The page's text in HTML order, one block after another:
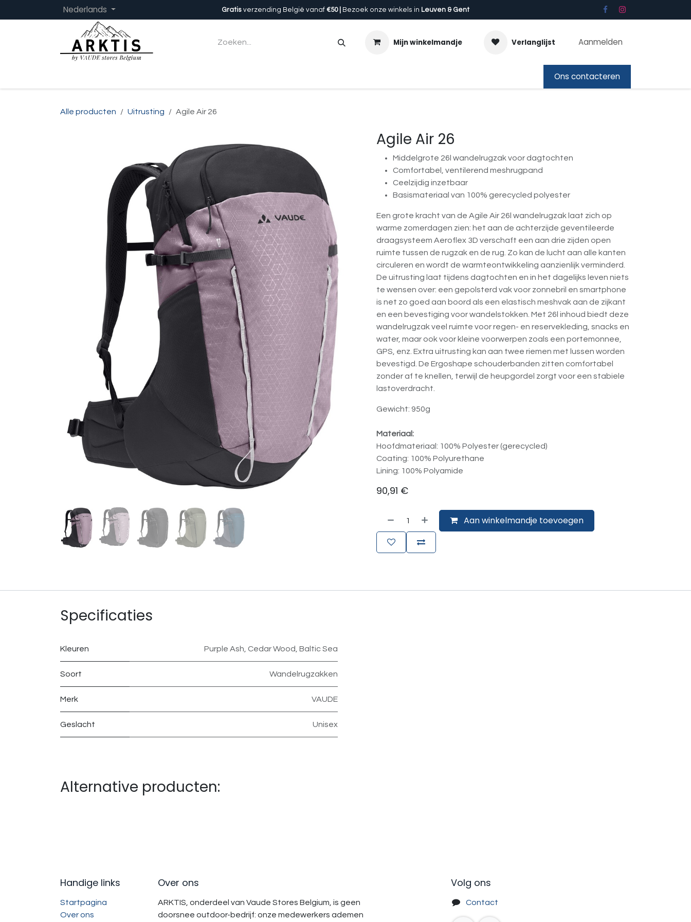
Overslaan naar inhoud
Nederlands Gratis verzending België vanaf €50 | Bezoek onze winkels in Leuven & Gent
Mijn winkelmandje Verlanglijst Aanmelden
Ons contacteren
Alle producten Uitrusting Agile Air 26
Agile Air 26
Middelgrote 26l wandelrugzak voor dagtochten
Comfortabel, ventilerend meshrugpand
Ceelzijdig inzetbaar
Basismateriaal van 100% gerecycled polyester
Een grote kracht van de Agile Air 26l wandelrugzak laat zich op
warme zomerdagen zien: het aan de achterzijde geventileerde
draagsysteem Aeroflex 3D verschaft een aan drie zijden open
ruimte tussen de rugzak en de rug. Zo kan de lucht aan alle kanten
circuleren en wordt de warmteontwikkeling aanzienlijk verminderd.
De uitrusting laat tijdens dagtochten en in het dagelijks leven niets
te wensen over: een gepolsterd vak voor zonnebril en smartphone
is net zo goed aan boord als een elastisch meshvak aan de zijkant
en een bevestiging voor wandelstokken. Met 26l inhoud biedt deze
wandelrugzak veel ruimte voor regen- en reservekleding, snacks en
water, maar ook voor kleine voorwerpen zoals een portemonnee,
GPS, enz. Extra uitrusting kan aan twee riemen met lussen worden
bevestigd. De Ergoshape schouderbanden zitten comfortabel
zonder af te knellen, terwijl de heupgordel zorgt voor een stabiele
lastoverdracht.
Gewicht: 950g
Materiaal:
Hoofdmateriaal: 100% Polyester (gerecycled)
Coating: 100% Polyurethane
Lining: 100% Polyamide
90,91 €
Aan winkelmandje toevoegen
Specificaties
Kleuren Purple Ash, Cedar Wood, Baltic Sea
Soort Wandelrugzakken
Merk VAUDE
Geslacht Unisex
Alternative producten:
Handige links
Startpagina
Over ons
Over ons
ARKTIS, onderdeel van Vaude Stores Belgium, is geen
doorsnee outdoor-bedrijf: onze medewerkers ademen
Volg ons
Contact